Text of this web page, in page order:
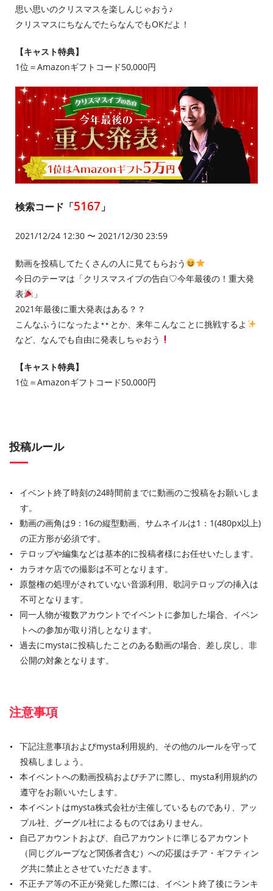
思い思いのクリスマスを楽しんじゃおう♪
クリスマスにちなんでたらなんでもOKだよ！
【キャスト特典】
1位＝Amazonギフトコード50,000円
検索コード「5167 」
2021/12/24 12:30 〜 2021/12/30 23:59
動画を投稿してたくさんの人に見てもらおう
今日のテーマは「クリスマスイブの告白♡今年最後の！重大発
表
」
2021年最後に重大発表はある？？
こんなふうになったよ
とか、来年こんなことに挑戦するよ
など、なんでも自由に発表しちゃおう
【キャスト特典】
1位＝Amazonギフトコード50,000円
投稿ルール
イベント終了時刻の24時間前までに動画のご投稿をお願いしま
す。
動画の画角は9：16の縦型動画、サムネイルは1：1(480px以上)
の正方形が必須です。
テロップや編集などは基本的に投稿者様にお任せいたします。
カラオケ店での撮影は不可となります。
原盤権の処理がされていない音源利用、歌詞テロップの挿入は
不可となります。
同一人物が複数アカウントでイベントに参加した場合、イベン
トへの参加が取り消しとなります。
過去にmystaに投稿したことのある動画の場合、差し戻し、非
公開の対象となります。
注意事項
下記注意事項およびmysta利用規約、その他のルールを守って
投稿しましょう。
本イベントへの動画投稿およびチアに際し、mysta利用規約の
遵守をお願いいたします。
本イベントはmysta株式会社が主催しているものであり、アッ
プル社、グーグル社によるものではありません。
自己アカウントおよび、自己アカウントに準じるアカウント
（同じグループなど関係者含む）への応援はチア・ギフティン
グ共に禁止とさせていただきます。
不正チア等の不正が発覚した際には、イベント終了後にランキ